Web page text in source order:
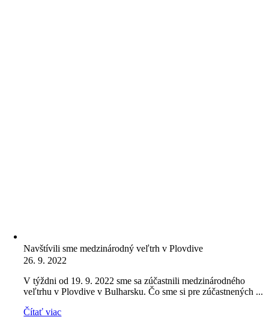
Navštívili sme medzinárodný veľtrh v Plovdive
26. 9. 2022
V týždni od 19. 9. 2022 sme sa zúčastnili medzinárodného
veľtrhu v Plovdive v Bulharsku. Čo sme si pre zúčastnených ...
Čítať viac